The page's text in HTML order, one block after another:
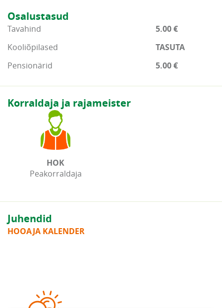
Osalustasud
Tavahind
5.00 €
Kooliõpilased
TASUTA
Pensionärid
5.00 €
Korraldaja ja rajameister
HOK
Peakorraldaja
Juhendid
HOOAJA KALENDER